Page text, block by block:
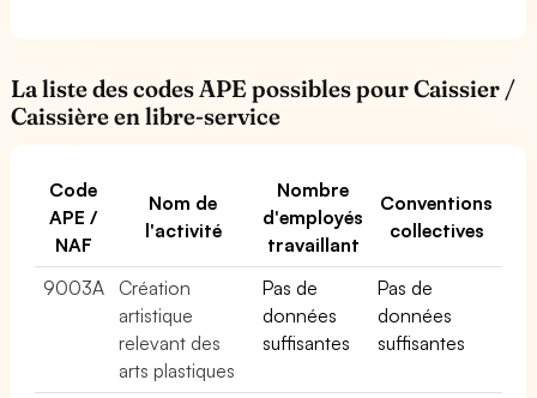
La liste des codes APE possibles pour Caissier /
Caissière en libre-service
Code
APE /
NAF
Nom de
l'activité
Nombre
d'employés
travaillant
Conventions
collectives
9003A
Création
artistique
relevant des
arts plastiques
Pas de
données
suffisantes
Pas de
données
suffisantes